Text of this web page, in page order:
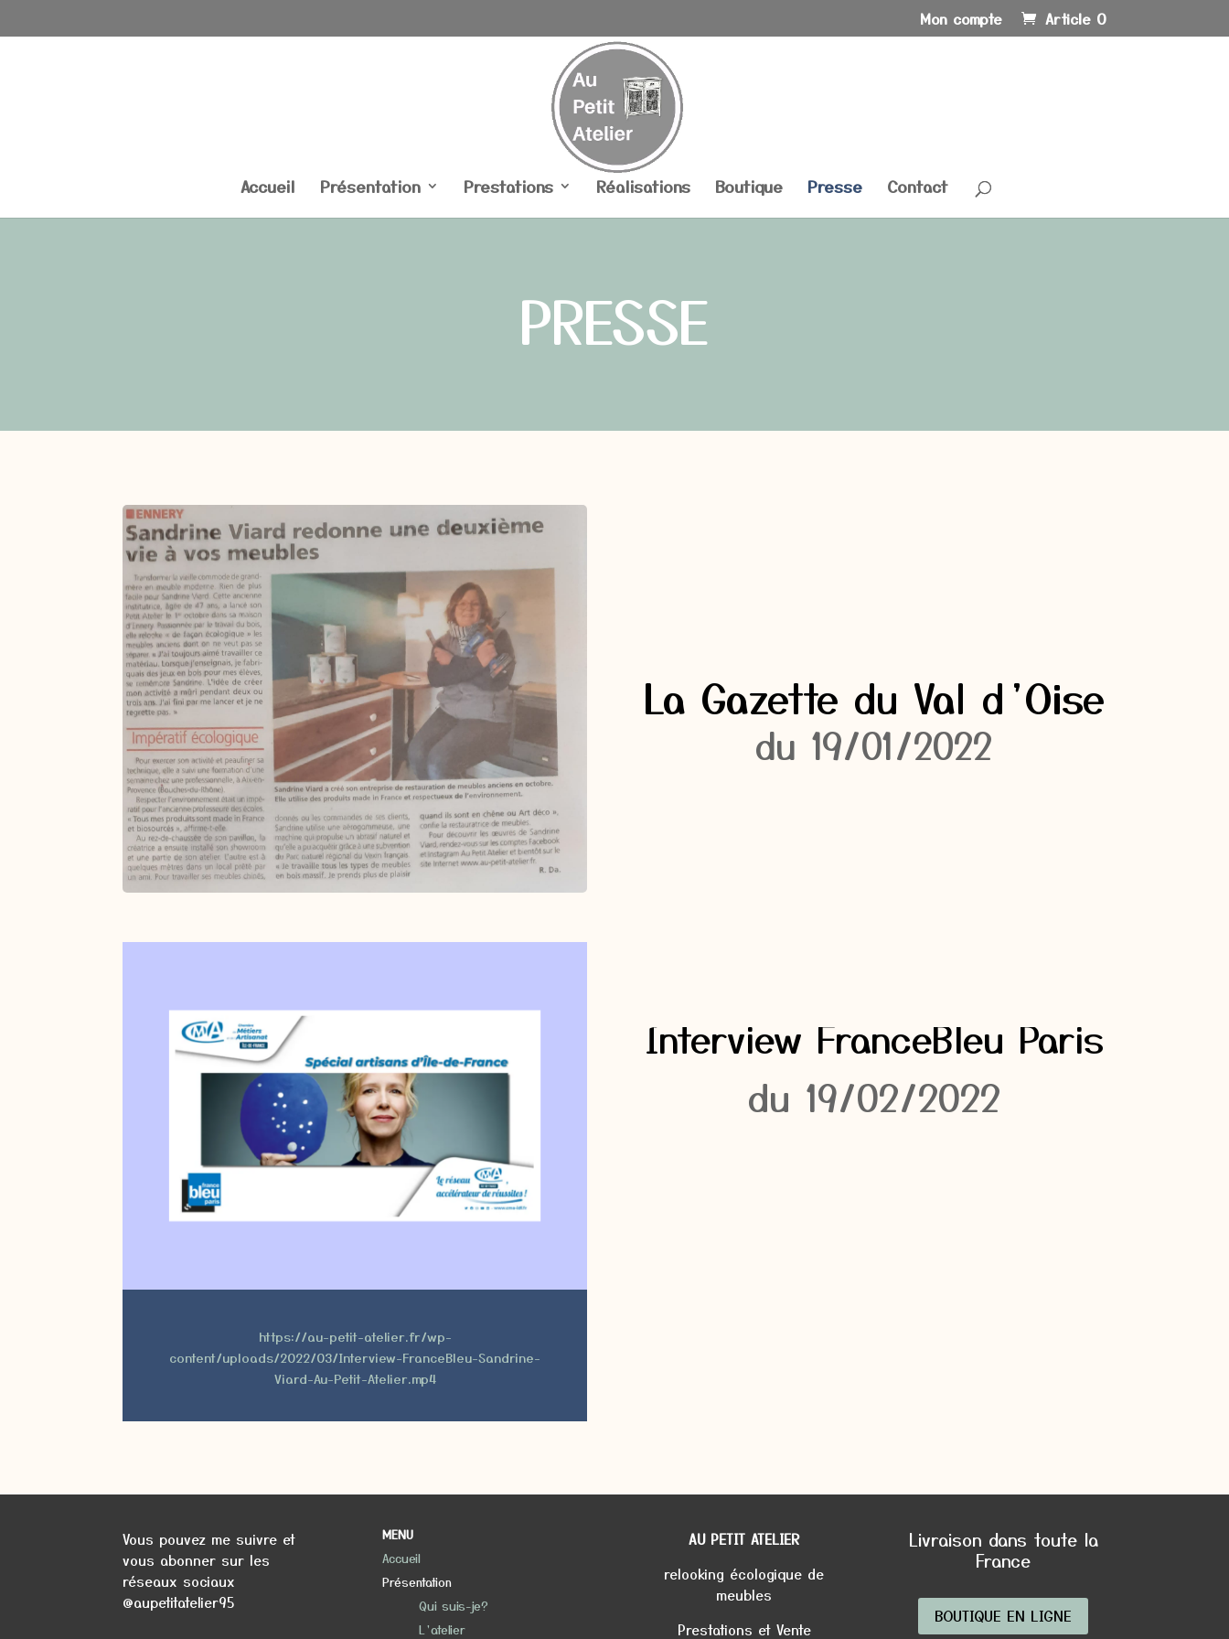
Mon compte Article 0
Accueil Présentation Prestations Réalisations Boutique Presse Contact
PRESSE
La Gazette du Val d’Oise
du 19/01/2022
https://au-petit-atelier.fr/wp-
content/uploads/2022/03/Interview-FranceBleu-Sandrine-
Viard-Au-Petit-Atelier.mp4
Interview FranceBleu Paris
du 19/02/2022
Vous pouvez me suivre et
vous abonner sur les
réseaux sociaux
@aupetitatelier95
MENU
Accueil
Présentation
Qui suis-je?
L’atelier
AU PETIT ATELIER
relooking écologique de
meubles
Prestations et Vente
Livraison dans toute la
France
BOUTIQUE EN LIGNE